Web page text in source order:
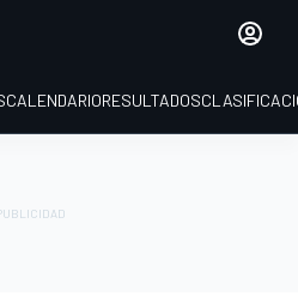
CALENDARIORESULTADOS